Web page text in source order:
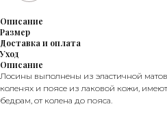
Описание
Размер
Доставка и оплата
Уход
Описание
Лосины выполнены из эластичной
коленях и поясе из лаковой кожи,
бедрам, от колена до пояса.